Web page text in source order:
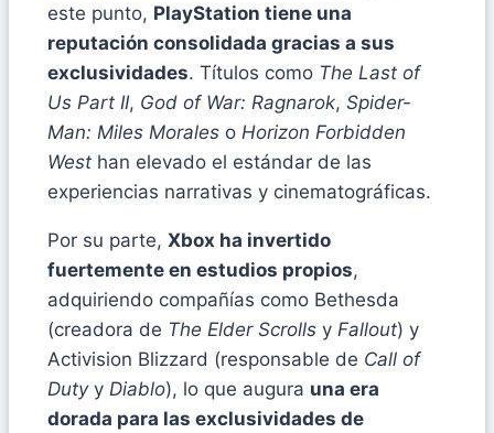
este punto, PlayStation tiene una
reputación consolidada gracias a sus
exclusividades. Títulos como The Last of
Us Part II, God of War: Ragnarok, Spider-
Man: Miles Morales o Horizon Forbidden
West han elevado el estándar de las
experiencias narrativas y cinematográficas.
Por su parte, Xbox ha invertido
fuertemente en estudios propios,
adquiriendo compañías como Bethesda
(creadora de The Elder Scrolls y Fallout) y
Activision Blizzard (responsable de Call of
Dutyy Diablo), lo que augura una era
dorada para las exclusividades de